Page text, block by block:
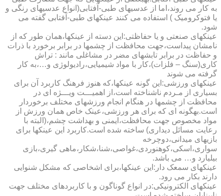
به کار می روند،اما از عدسیهای طبی-آفتابی(انواع عدسیهای رنگی و
یا فتوکرومیک ) استفاده می کنند عینکهای طبی-آفتابی گفته می
شود.
عینکهای صنعتی و یا حفاظتی:این دسته از عینکها،همان طور که از
نامشان پیداست،جهت محافظت از چشمها در برابر برخورد با ذرات
و حفاظت در برابر تابشهای مضر در مشاغلی مانند : تراش
کاری(سنگ – فلزات)،کار با مواد شیمیایی،رادیولوژی و…،به کار
گرفته می شوند
عینکهای ورزشی:این گونه عینکها،که هنوز فرهنگ کاربرد آن برای
بسیاری از مـردم ناشناخته است،از اهمیـــت ویـــژه ای در
محافظت از چشمها در هنگام انجام ورزشهای مختلف برخوردار
است.به­گونه ای که برای هر ورزشی،عینک خاص همان ورزش از
مواد مخصوص جهت محافظت،ایمنی و بهداشت چشم،(البته با
رعایت مسائل دیداری) ساخته شده است.کاربرد این عینکها برای
بازیهای میدانی،دوچرخه
سواری،اسکی،کوهنوردی،غواصی،شنا،شکار،ماهی گیری،بازی
بیلیارد و… می باشد.
عینکهای سمعک دار:این عینکها،برای اشخاصی که مشکل شنوایی
دارند بکار می رود.
عینکهای الکترونیکی:در انواع گوناگون و با کاربردهای مختلف جهت